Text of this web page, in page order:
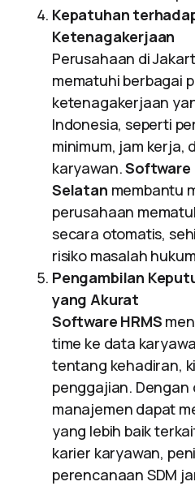
Kepatuhan
Ketenagakerjaan
Perusahaan di
mematuhi berbagai
ketenagakerjaan
Indonesia, seperti
minimum, jam kerja,
karyawan.Software
Selatan membantu
perusahaan
secara otomatis,
risiko masalah
Pengambilan
yang Akurat
Software HRMS
time ke data
tentang kehadiran,
penggajian.
manajemen dapat
yang lebih baik
karier karyawan,
perencanaan SDM